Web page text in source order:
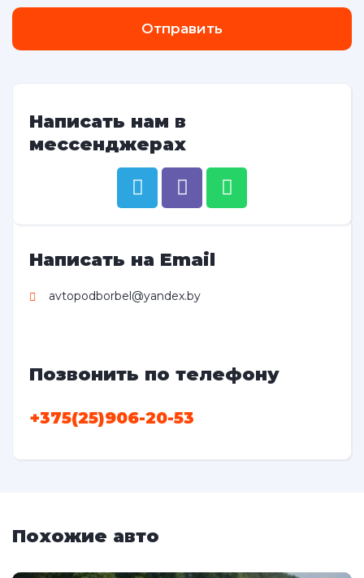
Отправить
Написать нам в
мессенджерах
Написать на Email
avtopodborbel@yandex.by
Позвонить по телефону
+375(25)906-20-53
Похожие авто